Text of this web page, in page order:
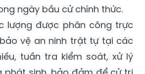
ngày bầu cử chính thức.
lượng được phân công trực
vệ an ninh trật tự tại các
tuần tra kiểm soát, xử lý